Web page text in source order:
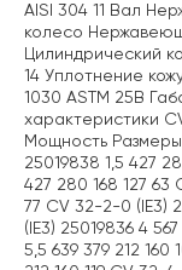
AISI 304 11 Вал
колесо
Цилиндрический
14 Уплотнение
1030 ASTM 25B
характеристики
Мощность Размеры
25019838 1,5 427
427 280 168 127 63
77 CV 32-2-0 (IE3)
(IE3) 25019836 4
5,5 639 379 212 160